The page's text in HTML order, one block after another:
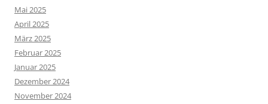
Mai 2025
April 2025
März 2025
Februar 2025
Januar 2025
Dezember 2024
November 2024